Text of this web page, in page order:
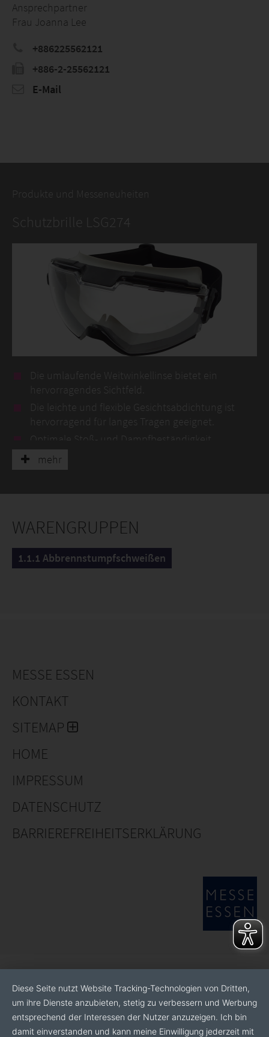
Ansprechpartner
Frau Joanna Lee
+886225562121
+886-2-25562121
E-Mail
Produkte und Messeneuheiten
Schutzbrille LSG274
Die umlaufende Weitwinkellinse bietet ein
hervorragendes Sichtfeld.
Die leichte und flexible Gesichtsabdichtung ist
hervorragend für langes Tragen geeignet.
Optimale Stoß- und Dampfbeständigkeit.
Schutz vor Tropfen, Spritzern und Staub mit ANSI-
und CE-Zertifizierung.
Anwendungsbereiche: Arbeitsplatzbetrieb,
chemischer, mechanischer, medizinischer Schutz
und Outdoor-Aktivitäten.
mehr
WARENGRUPPEN
1.1.1 Abbrennstumpfschweißen
MESSE ESSEN
KONTAKT
SITEMAP
HOME
IMPRESSUM
DATENSCHUTZ
BARRIEREFREIHEITSERKLÄRUNG
Diese Seite nutzt Website Tracking-Technologien von Dritten,
um ihre Dienste anzubieten, stetig zu verbessern und Werbung
entsprechend der Interessen der Nutzer anzuzeigen. Ich bin
damit einverstanden und kann meine Einwilligung jederzeit mit